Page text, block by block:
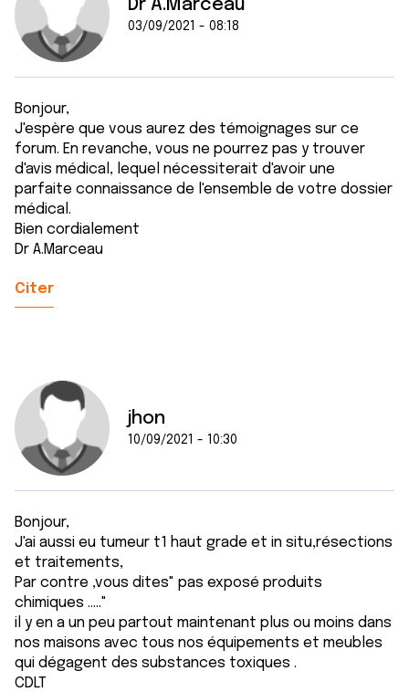
Dr A.Marceau
03/09/2021 - 08:18
Bonjour,
J'espère que vous aurez des témoignages sur ce
forum. En revanche, vous ne pourrez pas y trouver
d'avis médical, lequel nécessiterait d'avoir une
parfaite connaissance de l'ensemble de votre dossier
médical.
Bien cordialement
Dr A.Marceau
Citer
jhon
10/09/2021 - 10:30
Bonjour,
J'ai aussi eu tumeur t1 haut grade et in situ,résections
et traitements,
Par contre ,vous dites" pas exposé produits
chimiques ....."
il y en a un peu partout maintenant plus ou moins dans
nos maisons avec tous nos équipements et meubles
qui dégagent des substances toxiques .
CDLT